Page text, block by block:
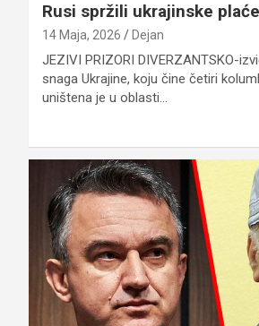
Rusi spržili ukrajinske
14 Maja, 2026 Dejan
JEZIVI PRIZORI DIVERZANTSKO-
snaga Ukrajine, koju čine četiri
uništena je u oblasti…